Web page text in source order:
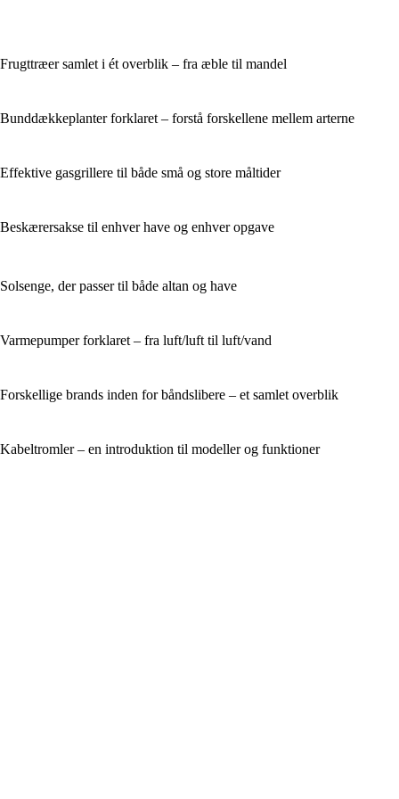
Frugttræer samlet i ét overblik – fra æble til mandel
Bunddækkeplanter forklaret – forstå forskellene mellem arterne
Effektive gasgrillere til både små og store måltider
Beskærersakse til enhver have og enhver opgave
Solsenge, der passer til både altan og have
Varmepumper forklaret – fra luft/luft til luft/vand
Forskellige brands inden for båndslibere – et samlet overblik
Kabeltromler – en introduktion til modeller og funktioner